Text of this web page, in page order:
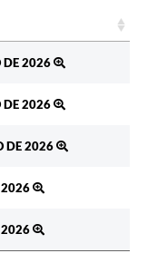
DE 2026
DE 2026
DE 2026
2026
2026